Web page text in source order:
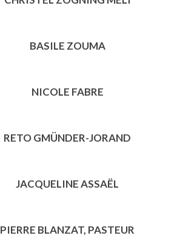
BASILE ZOUMA
NICOLE FABRE
RETO GMÜNDER-JORAND
JACQUELINE ASSAËL
PIERRE BLANZAT, PASTEUR